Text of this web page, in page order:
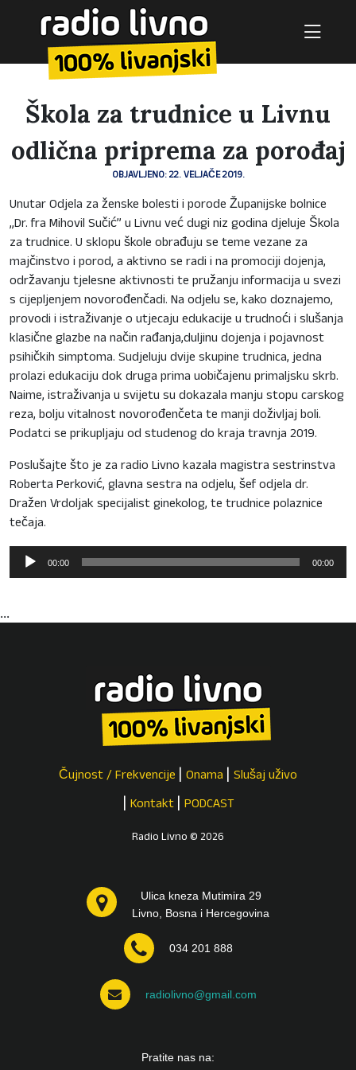
Škola za trudnice u Livnu
odlična priprema za porođaj
OBJAVLJENO: 22. VELJAČE 2019.
Unutar Odjela za ženske bolesti i porode Županijske bolnice
„Dr. fra Mihovil Sučić” u Livnu već dugi niz godina djeluje Škola
za trudnice. U sklopu škole obrađuju se teme vezane za
majčinstvo i porod, a aktivno se radi i na promociji dojenja,
održavanju tjelesne aktivnosti te pružanju informacija u svezi
s cijepljenjem novorođenčadi. Na odjelu se, kako doznajemo,
provodi i istraživanje o utjecaju edukacije u trudnoći i slušanja
klasične glazbe na način rađanja,duljinu dojenja i pojavnost
psihičkih simptoma. Sudjeluju dvije skupine trudnica, jedna
prolazi edukaciju dok druga prima uobičajenu primaljsku skrb.
Naime, istraživanja u svijetu su dokazala manju stopu carskog
reza, bolju vitalnost novorođenčeta te manji doživljaj boli.
Podatci se prikupljaju od studenog do kraja travnja 2019.
Poslušajte što je za radio Livno kazala magistra sestrinstva
Roberta Perković, glavna sestra na odjelu, šef odjela dr.
Dražen Vrdoljak specijalist ginekolog, te trudnice polaznice
tečaja.
Reproduktor
audiozapisa
00:00 00:00
...
Čujnost / Frekvencije Onama Slušaj uživo
Kontakt PODCAST
Radio Livno © 2026
Ulica kneza Mutimira 29
Livno, Bosna i Hercegovina
034 201 888
radiolivno@gmail.com
Pratite nas na: